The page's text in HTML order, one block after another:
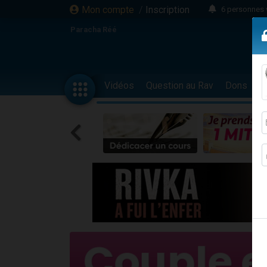
Mon compte / Inscription
6 personnes
4
17
4
Il reste
23
Eva vient
4
3
13
2
30
Paracha Réé
Vidéos Question au Rav Dons